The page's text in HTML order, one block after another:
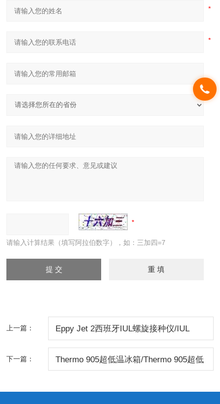
请输入计算结果（填写阿拉伯数字），如：三加四=7
上一篇： Eppy Jet 2西班牙IUL螺旋接种仪/IUL
下一篇： Thermo 905超低温冰箱/Thermo 905超低